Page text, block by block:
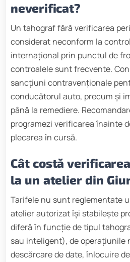
neverificat?
Un tahograf fără verificarea
considerat neconform la
internațional prin punctul de
controalele sunt frecvente.
sancțiuni contravenționale
conducătorul auto, precum și
până la remediere.
programezi verificarea înainte
plecarea în cursă.
Cât costă
la un atelier din
Tarifele nu sunt reglementate
atelier autorizat își stabilește
diferă în funcție de tipul
sau inteligent), de operațiunile
descărcare de date, înlocuire